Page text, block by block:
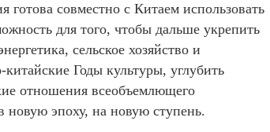
готова совместно с Китаем использовать
для того, чтобы дальше укрепить
сельское хозяйство и
Годы культуры, углубить
отношения всеобъемлющего
новую эпоху, на новую ступень.